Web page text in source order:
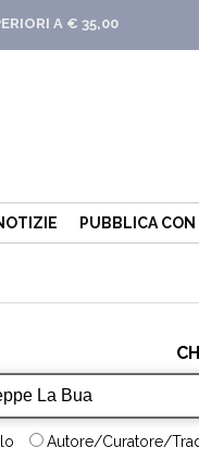
A € 35,00
PUBBLICA CON
Autore/Curatore/